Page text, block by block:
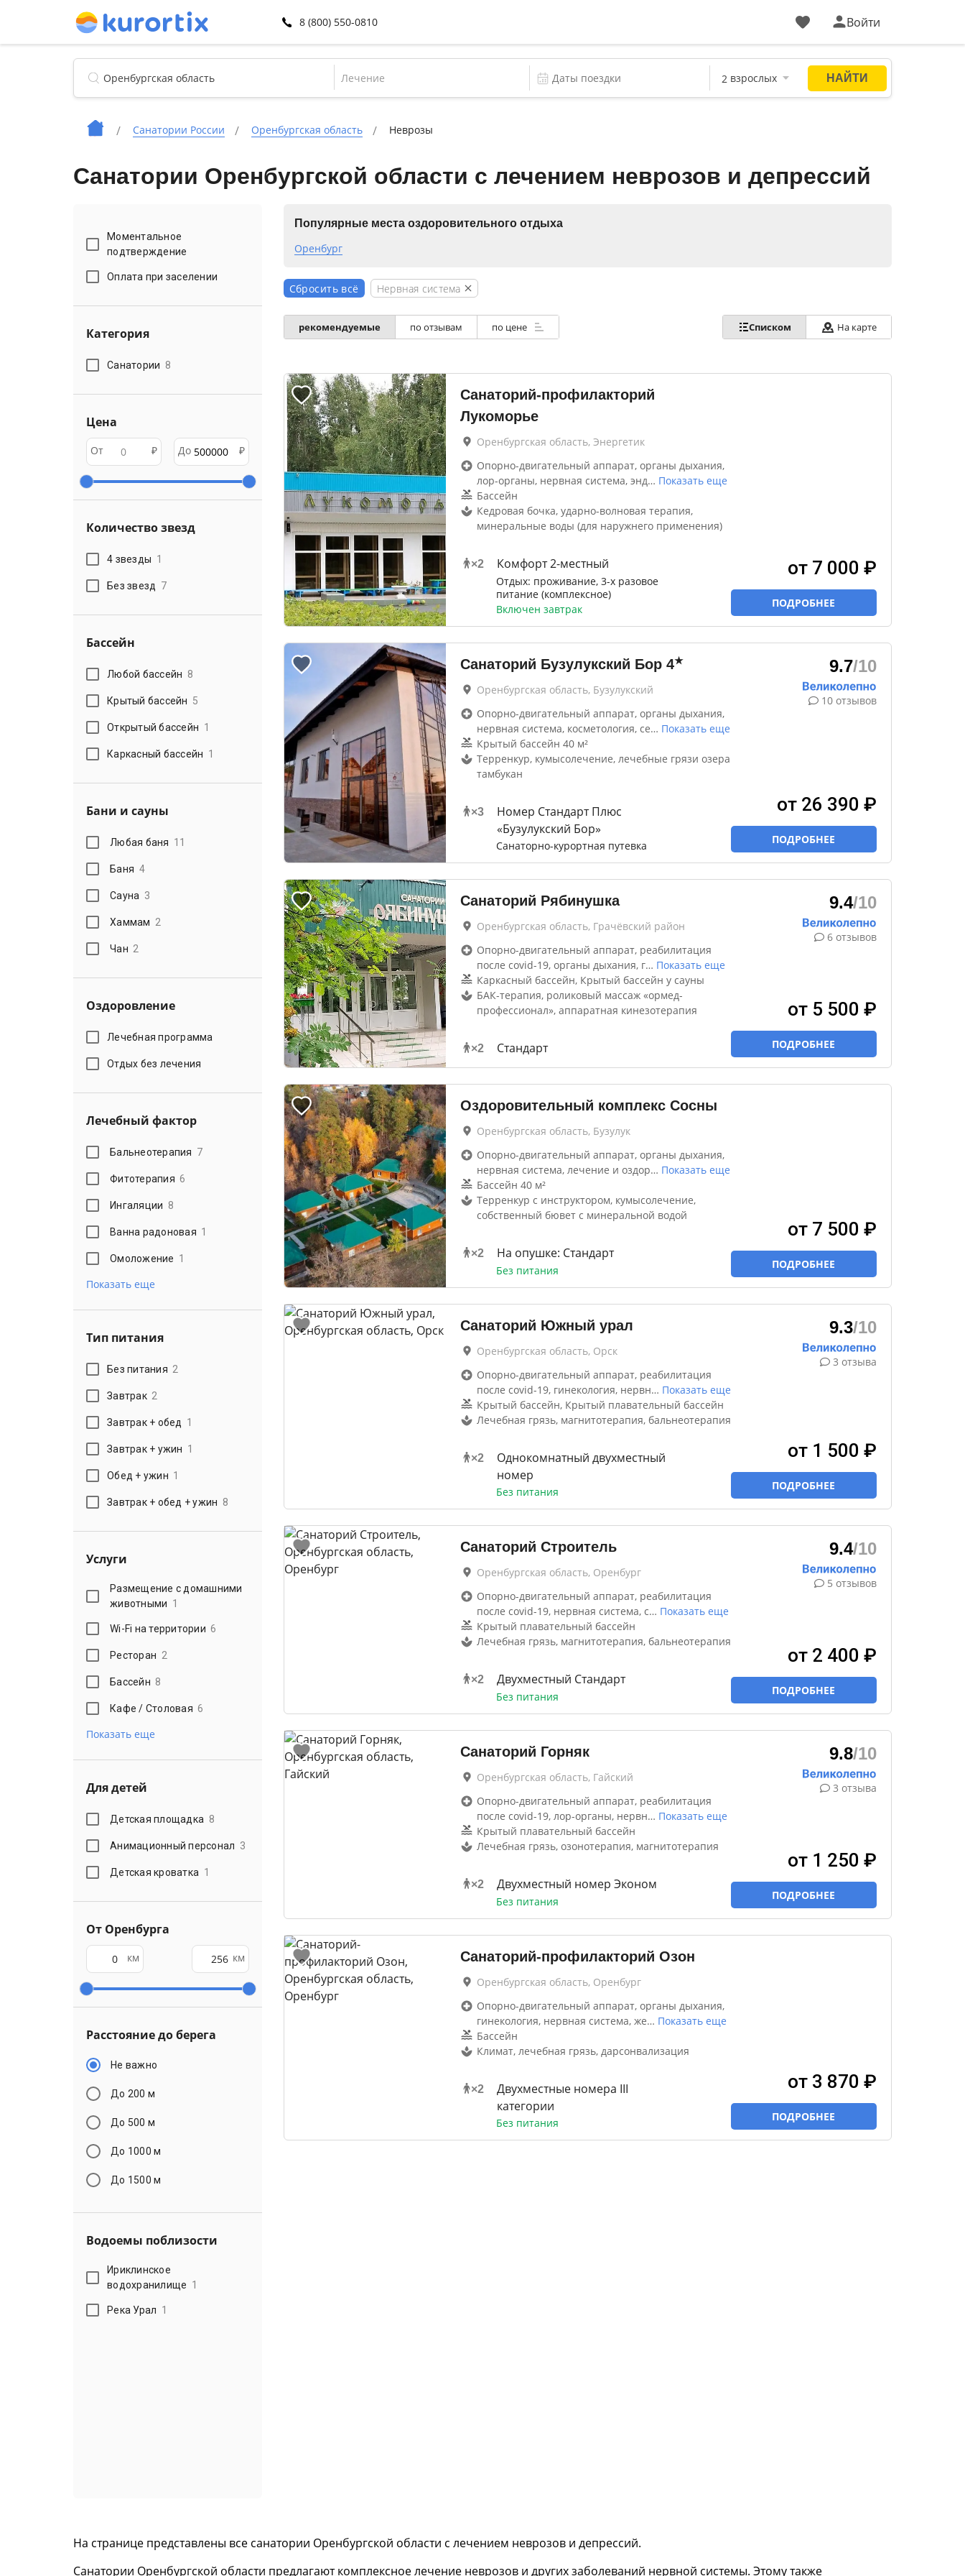
8 (800) 550-0810 Войти
Лечение
Санатории России Оренбургская область Неврозы
Санатории Оренбургской области с лечением неврозов и депрессий
Моментальное
подтверждение
Оплата при заселении
Категория
Санатории 8
Цена
От ₽ До ₽
Количество звезд
4 звезды 1
Без звезд 7
Бассейн
Любой бассейн 8
Крытый бассейн 5
Открытый бассейн 1
Каркасный бассейн 1
Бани и сауны
Любая баня 11
Баня 4
Сауна 3
Хаммам 2
Чан 2
Оздоровление
Лечебная программа
Отдых без лечения
Лечебный фактор
Бальнеотерапия 7
Фитотерапия 6
Ингаляции 8
Ванна радоновая 1
Омоложение 1
Показать еще
Тип питания
Без питания 2
Завтрак 2
Завтрак + обед 1
Завтрак + ужин 1
Обед + ужин 1
Завтрак + обед + ужин 8
Услуги
Размещение с домашними
животными 1
Wi-Fi на территории 6
Ресторан 2
Бассейн 8
Кафе / Столовая 6
Показать еще
Для детей
Детская площадка 8
Анимационный персонал 3
Детская кроватка 1
От Оренбурга
км км
Расстояние до берега
Не важно
До 200 м
До 500 м
До 1000 м
До 1500 м
Водоемы поблизости
Ириклинское
водохранилище 1
Река Урал 1
Популярные места оздоровительного отдыха
Оренбург
Сбросить всё Нервная система
рекомендуемые по отзывам по цене Списком На карте
Санаторий-профилакторий
Лукоморье
Оренбургская область, Энергетик
Опорно-двигательный аппарат, органы дыхания,
лор-органы, нервная система, энд… Показать еще
Бассейн
Кедровая бочка, ударно-волновая терапия,
минеральные воды (для наружнего применения)
×2 Комфорт 2-местный
Отдых: проживание, 3-х разовое
питание (комплексное)
Включен завтрак
от 7 000 ₽
ПОДРОБНЕЕ
Санаторий Бузулукский Бор 4★
Оренбургская область, Бузулукский
Опорно-двигательный аппарат, органы дыхания,
нервная система, косметология, се… Показать еще
Крытый бассейн 40 м²
Терренкур, кумысолечение, лечебные грязи озера
тамбукан
×3
Номер Стандарт Плюс
«Бузулукский Бор»
Санаторно-курортная путевка
9.7/10
10 отзывов
от 26 390 ₽
ПОДРОБНЕЕ
Санаторий Рябинушка
Оренбургская область, Грачёвский район
Опорно-двигательный аппарат, реабилитация
после covid-19, органы дыхания, г… Показать еще
Каркасный бассейн, Крытый бассейн у сауны
БАК-терапия, роликовый массаж «ормед-
профессионал», аппаратная кинезотерапия
×2 Стандарт
9.4/10
6 отзывов
от 5 500 ₽
ПОДРОБНЕЕ
Оздоровительный комплекс Сосны
Оренбургская область, Бузулук
Опорно-двигательный аппарат, органы дыхания,
нервная система, лечение и оздор… Показать еще
Бассейн 40 м²
Терренкур с инструктором, кумысолечение,
собственный бювет с минеральной водой
×2 На опушке: Стандарт
Без питания
от 7 500 ₽
ПОДРОБНЕЕ
Санаторий Южный урал
Оренбургская область, Орск
Опорно-двигательный аппарат, реабилитация
после covid-19, гинекология, нервн… Показать еще
Крытый бассейн, Крытый плавательный бассейн
Лечебная грязь, магнитотерапия, бальнеотерапия
×2
Однокомнатный двухместный
номер
Без питания
9.3/10
3 отзыва
от 1 500 ₽
ПОДРОБНЕЕ
Санаторий Строитель
Оренбургская область, Оренбург
Опорно-двигательный аппарат, реабилитация
после covid-19, нервная система, с… Показать еще
Крытый плавательный бассейн
Лечебная грязь, магнитотерапия, бальнеотерапия
×2 Двухместный Стандарт
Без питания
9.4/10
5 отзывов
от 2 400 ₽
ПОДРОБНЕЕ
Санаторий Горняк
Оренбургская область, Гайский
Опорно-двигательный аппарат, реабилитация
после covid-19, лор-органы, нервн… Показать еще
Крытый плавательный бассейн
Лечебная грязь, озонотерапия, магнитотерапия
×2 Двухместный номер Эконом
Без питания
9.8/10
3 отзыва
от 1 250 ₽
ПОДРОБНЕЕ
Санаторий-профилакторий Озон
Оренбургская область, Оренбург
Опорно-двигательный аппарат, органы дыхания,
гинекология, нервная система, же… Показать еще
Бассейн
Климат, лечебная грязь, дарсонвализация
×2
Двухместные номера III
категории
Без питания
от 3 870 ₽
ПОДРОБНЕЕ
На странице представлены все санатории Оренбургской области с лечением неврозов и депрессий.
Санатории Оренбургской области предлагают комплексное лечение неврозов и других заболеваний нервной системы. Этому также